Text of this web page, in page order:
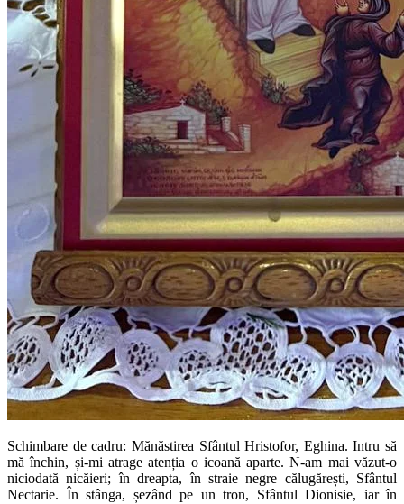
Schimbare de cadru: Mănăstirea Sfântul Hristofor, Eghina. Intru să
mă închin, și-mi atrage atenția o icoană aparte. N-am mai văzut-o
niciodată nicăieri; în dreapta, în straie negre călugărești, Sfântul
Nectarie. În stânga, șezând pe un tron, Sfântul Dionisie, iar în